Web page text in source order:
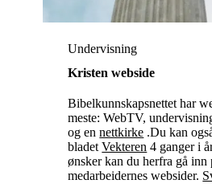
Undervisning
Kristen webside
Bibelkunnskapsnettet har
meste: WebTV,
og ennettkirke .Du kan
bladetVekteren 4 ganger i
ønsker kan du herfra gå inn
medarbeidernes websider.